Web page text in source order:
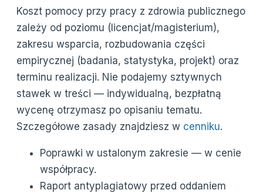
Koszt pomocy przy pracy z zdrowia publicznego
zależy od poziomu (licencjat/magisterium),
zakresu wsparcia, rozbudowania części
empirycznej (badania, statystyka, projekt) oraz
terminu realizacji. Nie podajemy sztywnych
stawek w treści — indywidualną, bezpłatną
wycenę otrzymasz po opisaniu tematu.
Szczegółowe zasady znajdziesz w cenniku.
Poprawki w ustalonym zakresie — w cenie
współpracy.
Raport antyplagiatowy przed oddaniem